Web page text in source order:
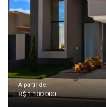
A partir de:
R$ 1.100.000